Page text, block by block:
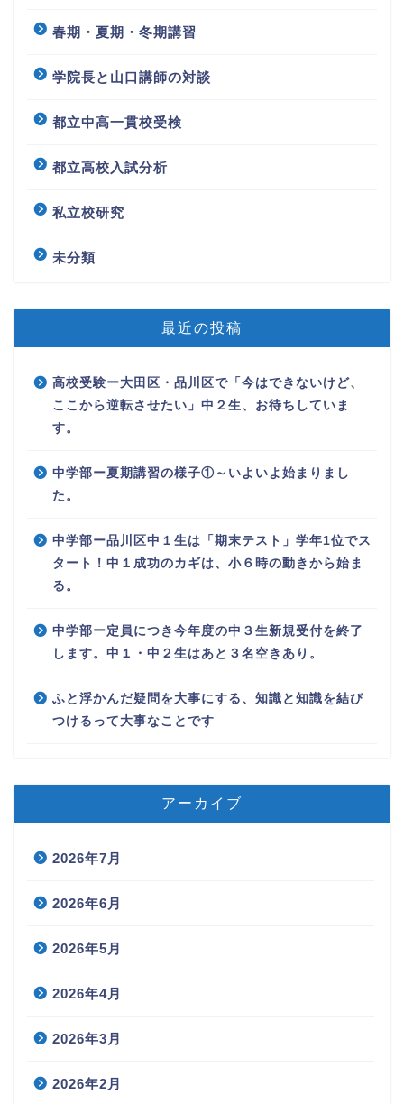
春期・夏期・冬期講習
学院長と山口講師の対談
都立中高一貫校受検
都立高校入試分析
私立校研究
未分類
最近の投稿
高校受験ー大田区・品川区で「今はできないけど、
ここから逆転させたい」中２生、お待ちしていま
す。
中学部ー夏期講習の様子①～いよいよ始まりまし
た。
中学部ー品川区中１生は「期末テスト」学年1位でス
タート！中１成功のカギは、小６時の動きから始ま
る。
中学部ー定員につき今年度の中３生新規受付を終了
します。中１・中２生はあと３名空きあり。
ふと浮かんだ疑問を大事にする、知識と知識を結び
つけるって大事なことです
アーカイブ
2026年7月
2026年6月
2026年5月
2026年4月
2026年3月
2026年2月